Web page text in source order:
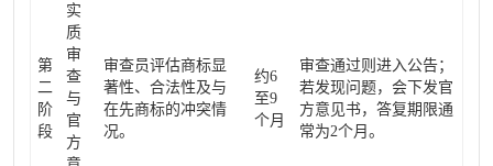
第
二
阶
段
实
质
审
查
与
官
方
审查员评估商标显
著性、合法性及与
在先商标的冲突情
况。
约6
至9
个月
审查通过则进入公告；
若发现问题，会下发官
方意见书，答复期限通
常为2个月。